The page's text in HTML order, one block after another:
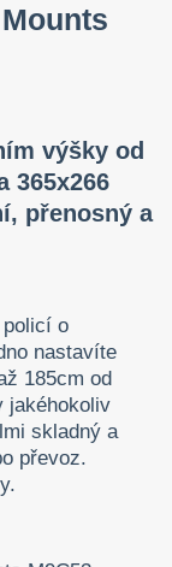
výšky od
365x266
přenosný a
policí o
nastavíte
185cm od
jakéhokoliv
skladný a
převoz.